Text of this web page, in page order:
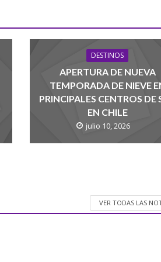
DESTINOS
APERTURA DE NUEVA
TEMPORADA DE NIEVE
PRINCIPALES CENTROS DE
EN CHILE
julio 10, 2026
VER TODAS LAS